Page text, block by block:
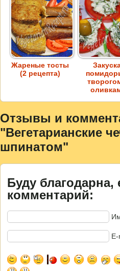
Жареные тосты
(2 рецепта)
Отзывы и
"Вегетарианские
шпинатом"
Буду благодарна,
комментарий: